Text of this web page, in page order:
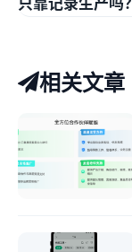
只靠记录生产吗？
相关文章